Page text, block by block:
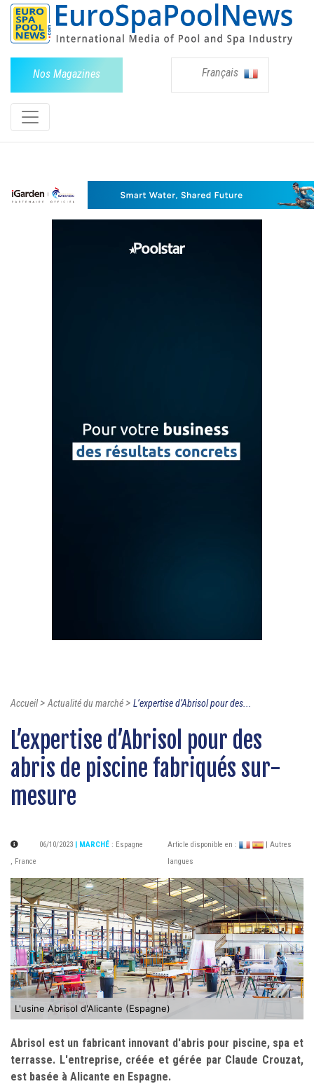
Nos Magazines Français
Accueil>Actualité du marché> L’expertise d’Abrisol pour des...
L’expertise d’Abrisol pour des
abris de piscine fabriqués sur-
mesure
06/10/2023 | MARCHÉ : Espagne
, France
Article disponible en :
| Autres
langues
L'usine Abrisol d'Alicante (Espagne)
Abrisol est un fabricant innovant d'abris pour piscine, spa et
terrasse. L'entreprise, créée et gérée par Claude Crouzat,
est basée à Alicante en Espagne.